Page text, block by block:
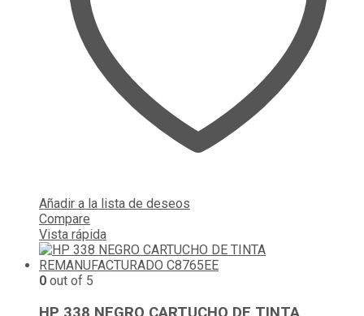
Añadir a la lista de deseos
Compare
Vista rápida
0 out of 5